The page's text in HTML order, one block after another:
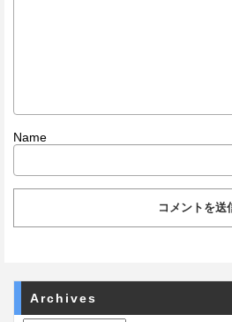
Name
Archives